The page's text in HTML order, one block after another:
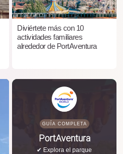
Diviértete más con 10
actividades familiares
alrededor de PortAventura
GUÍA COMPLETA
PortAventura
✔ Explora el parque